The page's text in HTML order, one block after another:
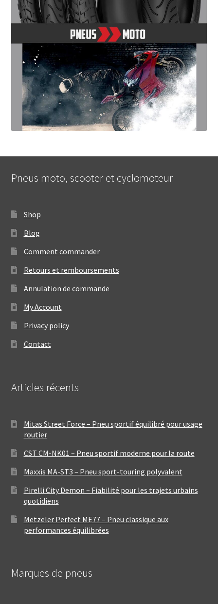
Pneus moto, scooter et cyclomoteur
Shop
Blog
Comment commander
Retours et remboursements
Annulation de commande
My Account
Privacy policy
Contact
Articles récents
Mitas Street Force – Pneu sportif équilibré pour usage
routier
CST CM-NK01 – Pneu sportif moderne pour la route
Maxxis MA-ST3 – Pneu sport-touring polyvalent
Pirelli City Demon – Fiabilité pour les trajets urbains
quotidiens
Metzeler Perfect ME77 – Pneu classique aux
performances équilibrées
Marques de pneus